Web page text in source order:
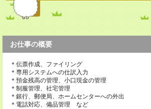
お仕事の概要
＊伝票作成、ファイリング
＊専用システムへの仕訳入力
＊預金残高の管理、小口現金の管理
＊制服管理、社宅管理
＊銀行、郵便局、ホームセンターへの外出
＊電話対応、備品管理 など